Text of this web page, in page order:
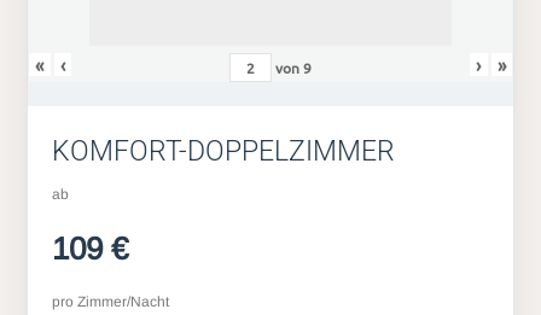
« ‹ von9 › »
KOMFORT-DOPPELZIMMER
ab
109 €
pro Zimmer/Nacht